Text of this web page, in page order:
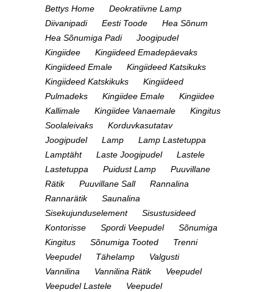
Bettys Home
Deokratiivne Lamp
Diivanipadi
Eesti Toode
Hea Sõnum
Hea Sõnumiga Padi
Joogipudel
Kingiidee
Kingiideed Emadepäevaks
Kingiideed Emale
Kingiideed Katsikuks
Kingiideed Katskikuks
Kingiideed
Pulmadeks
Kingiidee Emale
Kingiidee
Kallimale
Kingiidee Vanaemale
Kingitus
Soolaleivaks
Korduvkasutatav
Joogipudel
Lamp
Lamp Lastetuppa
Lamptäht
Laste Joogipudel
Lastele
Lastetuppa
Puidust Lamp
Puuvillane
Rätik
Puuvillane Sall
Rannalina
Rannarätik
Saunalina
Sisekujunduselement
Sisustusideed
Kontorisse
Spordi Veepudel
Sõnumiga
Kingitus
Sõnumiga Tooted
Trenni
Veepudel
Tähelamp
Valgusti
Vannilina
Vannilina Rätik
Veepudel
Veepudel Lastele
Veepudel